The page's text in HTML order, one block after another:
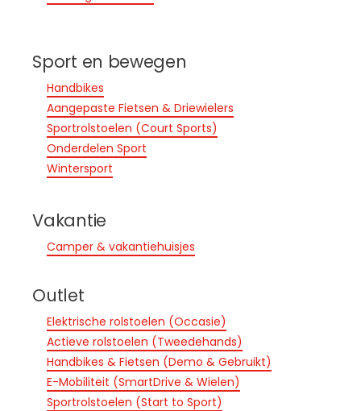
Sport en bewegen
Handbikes
Aangepaste Fietsen & Driewielers
Sportrolstoelen (Court Sports)
Onderdelen Sport
Wintersport
Vakantie
Camper & vakantiehuisjes
Outlet
Elektrische rolstoelen (Occasie)
Actieve rolstoelen (Tweedehands)
Handbikes & Fietsen (Demo & Gebruikt)
E-Mobiliteit (SmartDrive & Wielen)
Sportrolstoelen (Start to Sport)